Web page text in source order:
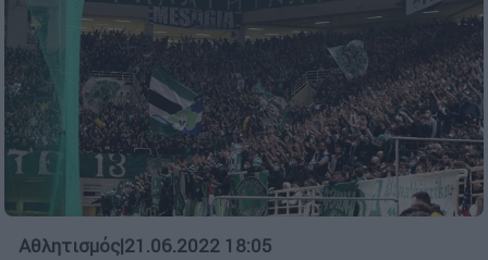
Αθλητισμός|21.06.2022 18:05